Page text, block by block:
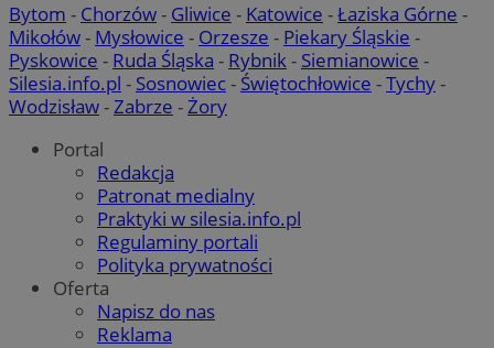
Bytom - Chorzów- Gliwice - Katowice -Łaziska Górne -
Mikołów- Mysłowice - Orzesze - Piekary Śląskie -
Pyskowice - Ruda Śląska - Rybnik- Siemianowice -
Silesia.info.pl - Sosnowiec- Świętochłowice -Tychy-
Wodzisław-Zabrze -Żory
Portal
Redakcja
Patronat medialny
Praktyki w silesia.info.pl
Regulaminy portali
Polityka prywatności
Oferta
Napisz do nas
Reklama